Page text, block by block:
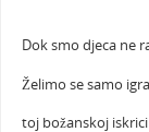
Dok smo djeca ne
Želimo se samo
toj božanskoj